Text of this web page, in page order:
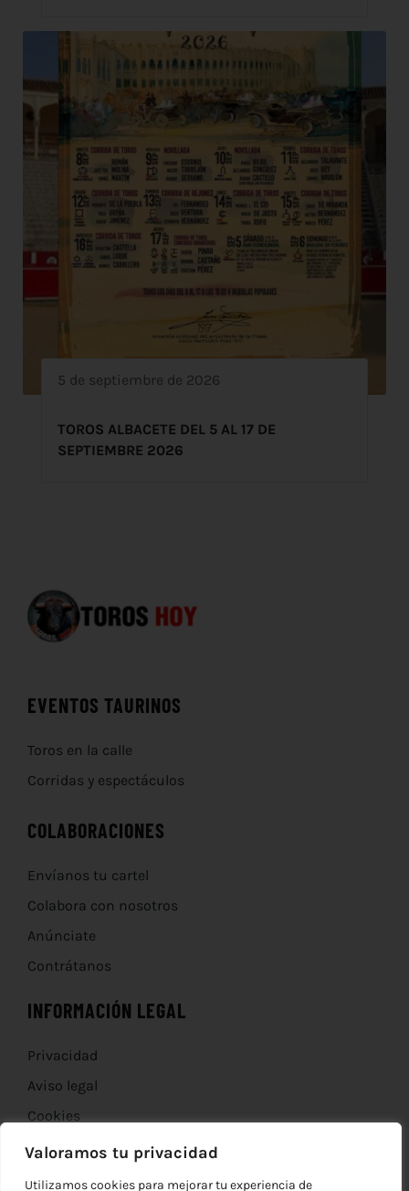
Valoramos tu privacidad
Utilizamos cookies para mejorar tu experiencia de
5 de septiembre de 2026
TOROS ALBACETE DEL 5 AL 17 DE
SEPTIEMBRE 2026
EVENTOS TAURINOS
Toros en la calle
Corridas y espectáculos
COLABORACIONES
Envíanos tu cartel
Colabora con nosotros
Anúnciate
Contrátanos
INFORMACIÓN LEGAL
Privacidad
Aviso legal
Cookies
Devoluciones